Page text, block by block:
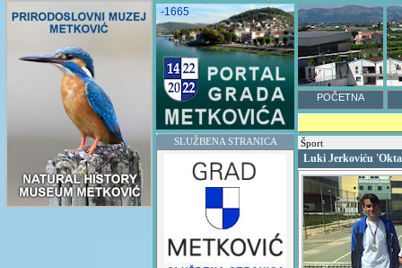
-1665
POČETNA
SLUŽBENA STRANICA Šport
Luki Jerkoviću